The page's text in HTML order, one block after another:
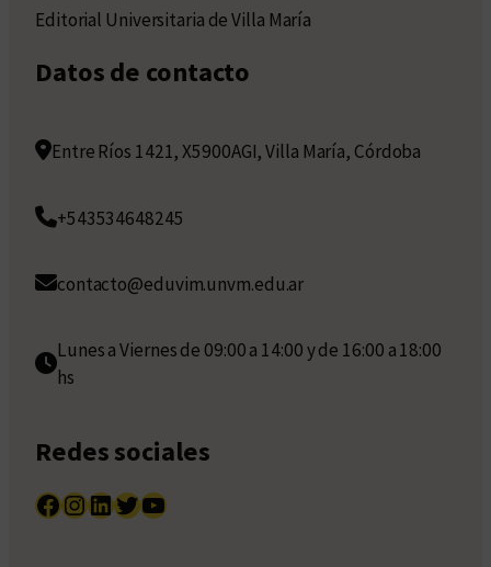
Editorial Universitaria de Villa María
Datos de contacto
Entre Ríos 1421, X5900AGI, Villa María, Córdoba
+543534648245
contacto@eduvim.unvm.edu.ar
Lunes a Viernes de 09:00 a 14:00 y de 16:00 a 18:00
hs
Redes sociales
Facebook InstagramLinkedIn Twitter YouTube